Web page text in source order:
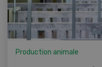
Production animale